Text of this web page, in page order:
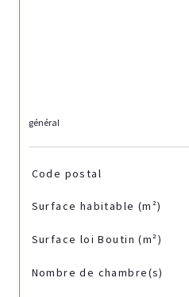
général
TRAD_SIROCCO_Caracteristique
Code postal
Surface habitable (m²)
Surface loi Boutin (m²)
Nombre de chambre(s)